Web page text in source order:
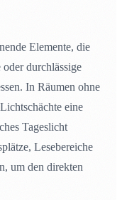
Elemente, die
durchlässige
In Räumen ohne
eine
Tageslicht
Lesebereiche
um den direkten